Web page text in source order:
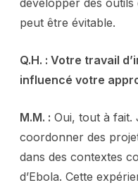
développer des
peut être évitable.
Q.H. : Votre travail
influencé votre
M.M. : Oui, tout à fait.
coordonner des
dans des contextes
d’Ebola. Cette